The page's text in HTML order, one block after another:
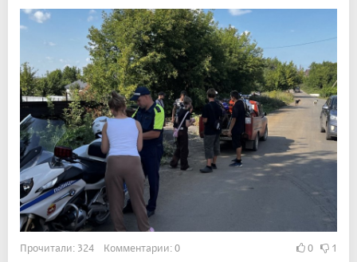
Прочитали: 324 Комментарии: 0 0 1